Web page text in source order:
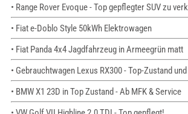
• Range Rover Evoque - Top gepflegter SUV zu
• Fiat e-Doblo Style 50kWh Elektrowagen
• Fiat Panda 4x4 Jagdfahrzeug in Armeegrün matt
• Gebrauchtwagen Lexus RX300 - Top-Zustand
• BMW X1 23D in Top Zustand - Ab MFK & Service